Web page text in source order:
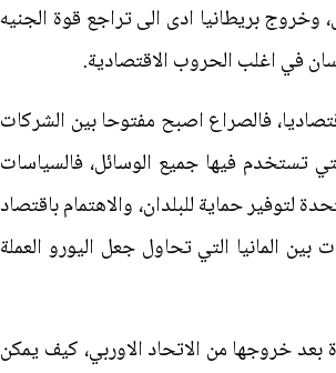
بريطانيا ادى الى تراجع قوة الجنيه
في اغلب الحروب الاقتصادية.
فالصراع اصبح مفتوحا بين الشركات
تستخدم فيها جميع الوسائل، فالسياسات
لتوفير حماية للبلدان، والاهتمام باقتصاد
المانيا التي تحاول جعل اليورو العملة
خروجها من الاتحاد الاوربي، كيف يمكن